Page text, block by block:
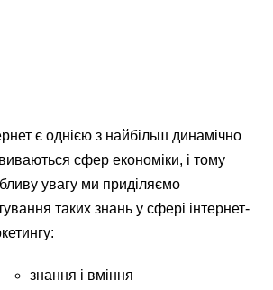
є однією з найбільш динамічно
сфер економіки, і тому
увагу ми приділяємо
таких знань у сфері інтернет-
знання і вміння